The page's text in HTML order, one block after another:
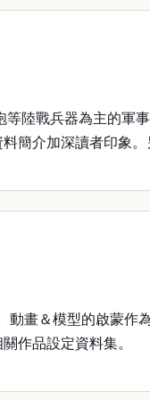
戰兵器為主的軍事
簡介加深讀者印象
＆模型的啟蒙作為
作品設定資料集。